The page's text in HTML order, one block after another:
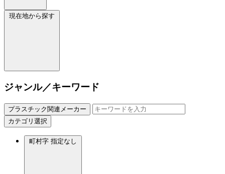
現在地から探す
ジャンル／キーワード
プラスチック関連メーカー
カテゴリ選択
町村字 指定なし